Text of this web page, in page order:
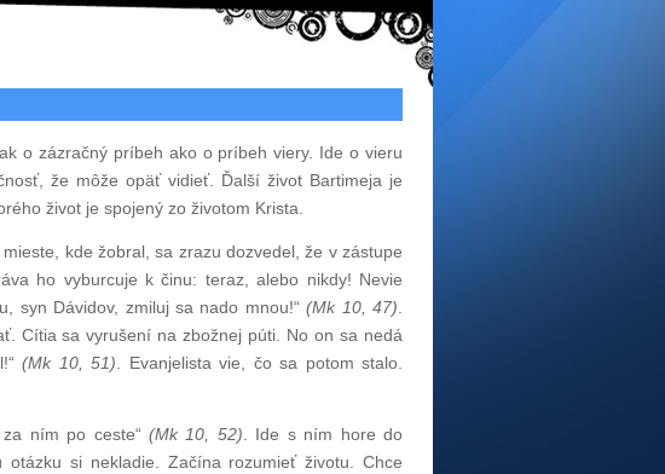
o zázračný príbeh ako o príbeh viery. Ide o vieru
že môže opäť vidieť. Ďalší život Bartimeja je
život je spojený zo životom Krista.
kde žobral, sa zrazu dozvedel, že v zástupe
ho vyburcuje k činu: teraz, alebo nikdy! Nevie
syn Dávidov, zmiluj sa nado mnou!“(Mk 10, 47)
Cítia sa vyrušení na zbožnej púti. No on sa nedá
(Mk 10, 51) . Evanjelista vie, čo sa potom stalo.
ním po ceste“ (Mk 10, 52). Ide s ním hore do
si nekladie. Začína rozumieť životu. Chce